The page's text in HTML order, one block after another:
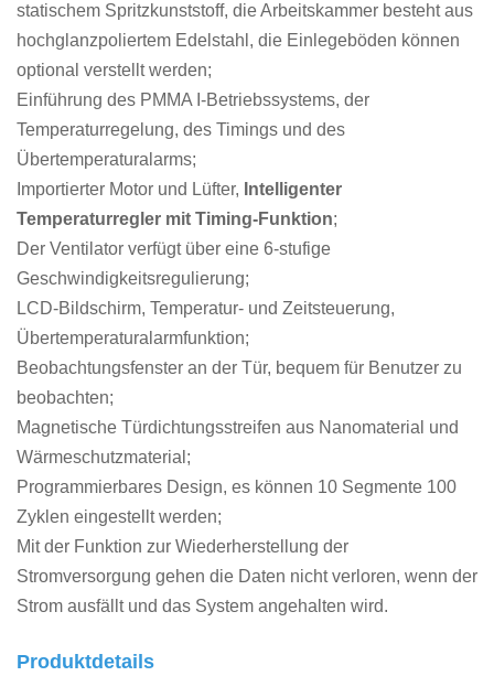
statischem Spritzkunststoff, die Arbeitskammer besteht aus
hochglanzpoliertem Edelstahl, die Einlegeböden können
optional verstellt werden;
Einführung des PMMA I-Betriebssystems, der
Temperaturregelung, des Timings und des
Übertemperaturalarms;
Importierter Motor und Lüfter, Intelligenter
Temperaturregler mit Timing-Funktion;
Der Ventilator verfügt über eine 6-stufige
Geschwindigkeitsregulierung;
LCD-Bildschirm, Temperatur- und Zeitsteuerung,
Übertemperaturalarmfunktion;
Beobachtungsfenster an der Tür, bequem für Benutzer zu
beobachten;
Magnetische Türdichtungsstreifen aus Nanomaterial und
Wärmeschutzmaterial;
Programmierbares Design, es können 10 Segmente 100
Zyklen eingestellt werden;
Mit der Funktion zur Wiederherstellung der
Stromversorgung gehen die Daten nicht verloren, wenn der
Strom ausfällt und das System angehalten wird.
Produktdetails